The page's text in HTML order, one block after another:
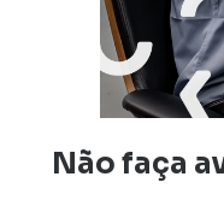
Não faça